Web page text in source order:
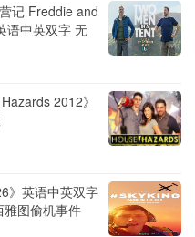
记 Freddie and
语中英双字 无
2012》
》英语中英双字
图偷机事件